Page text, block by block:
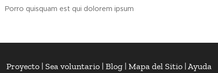
Porro quisquam est qui dolorem ipsum
Proyecto | Sea voluntario | Blog | Mapa del Sitio | Ayuda